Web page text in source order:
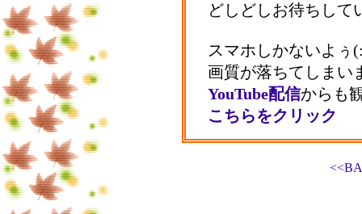
どしどしお待ちして
スマホしかないよ
画質が落ちてしまい
YouTube配信からも
こちらをクリック